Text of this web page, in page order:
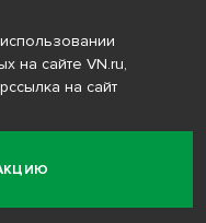
на сайте VN.ru,
на сайт